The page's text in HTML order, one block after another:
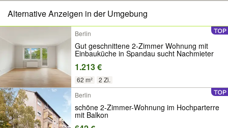
Alternative Anzeigen in der Umgebung
Berlin
Gut geschnittene 2-Zimmer Wohnung mit
Einbauküche in Spandau sucht Nachmieter
1.213 €
62 m²
2 Zi.
Berlin
schöne 2-Zimmer-Wohnung im Hochparterre
mit Balkon